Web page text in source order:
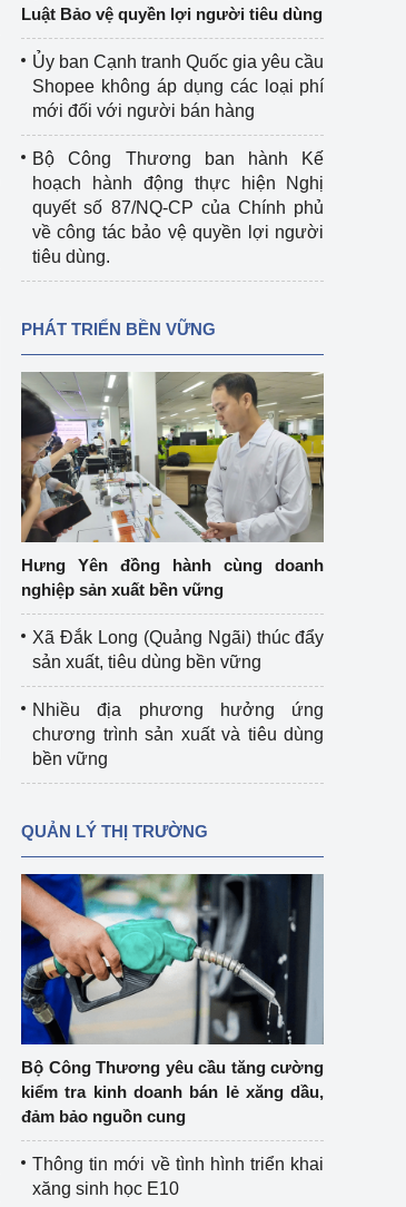
Luật Bảo vệ quyền lợi người tiêu dùng
Ủy ban Cạnh tranh Quốc gia yêu cầu
Shopee không áp dụng các loại phí
mới đối với người bán hàng
Bộ Công Thương ban hành Kế
hoạch hành động thực hiện Nghị
quyết số 87/NQ-CP của Chính phủ
về công tác bảo vệ quyền lợi người
tiêu dùng.
PHÁT TRIỂN BỀN VỮNG
Hưng Yên đồng hành cùng doanh
nghiệp sản xuất bền vững
Xã Đắk Long (Quảng Ngãi) thúc đẩy
sản xuất, tiêu dùng bền vững
Nhiều địa phương hưởng ứng
chương trình sản xuất và tiêu dùng
bền vững
QUẢN LÝ THỊ TRƯỜNG
Bộ Công Thương yêu cầu tăng cường
kiểm tra kinh doanh bán lẻ xăng dầu,
đảm bảo nguồn cung
Thông tin mới về tình hình triển khai
xăng sinh học E10